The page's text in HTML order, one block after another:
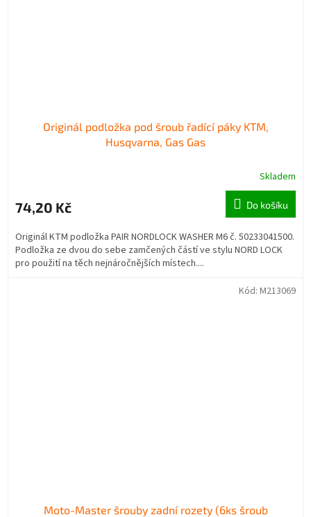
Originál podložka pod šroub řadící páky KTM,
Husqvarna, Gas Gas
Skladem
74,20 Kč Do košíku
Originál KTM podložka PAIR NORDLOCK WASHER M6 č. 50233041500.
Podložka ze dvou do sebe zamčených částí ve stylu NORD LOCK
pro použití na těch nejnáročnějších místech....
Moto-Master šrouby zadní rozety (6ks šroub
Kód: M213069